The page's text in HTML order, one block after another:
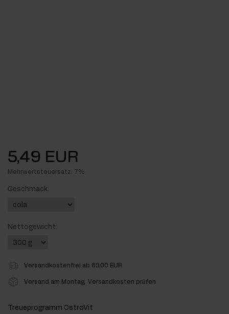
5,49 EUR
Mehrwertsteuersatz: 7%
Geschmack:
Nettogewicht:
Versandkostenfrei ab 69,00 EUR
Versand am Montag Versandkosten prüfen
Treueprogramm OstroVit